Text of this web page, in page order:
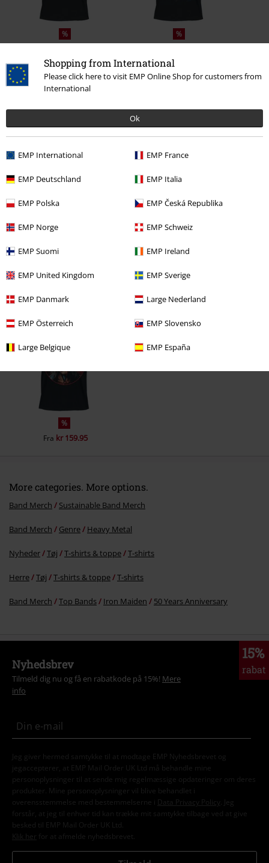
Shopping from International
Please click here to visit EMP Online Shop for customers from
International
Ok
EMP International EMP France
EMP Deutschland EMP Italia
EMP Polska EMP Česká Republika
EMP Norge EMP Schweiz
EMP Suomi EMP Ireland
EMP United Kingdom EMP Sverige
EMP Danmark Large Nederland
EMP Österreich EMP Slovensko
Large Belgique EMP España
%
%
Fortæl os din mening om denne vare "Portrait Eddie
Senest besøgt
%
Fra kr 159.95
More categories. More options.
Band Merch Sustainable Band Merch
Band Merch Genre Heavy Metal
Nyheder Tøj T-shirts & toppe T-shirts
Herre Tøj T-shirts & toppe T-shirts
Band Merch Top Bands Iron Maiden 50 Years Anniversary
15%
rabat
Nyhedsbrev
Tilmeld dig nu og få en rabatkode på 15%! Mere
info
Jeg giver hermed samtykke til at modtage EMP Nyhedsbrevet og
jegaccepterer, at EMP Mail Order UK Ltd må behandle mine
personoplysninger til at sende mig regelmæssige opdateringer om deres
produkter. Mine personoplysninger vil blive behandlet i
overensstemmelse med bestemmelserne i
Data Privacy Policy
. Jeg
forstår, at jeg til enhver tid kan trække mit samtykke tilbage ved at give
besked til EMP Mail Order UK Ltd.
Klik her
for at afmelde nyhedsbrevet.